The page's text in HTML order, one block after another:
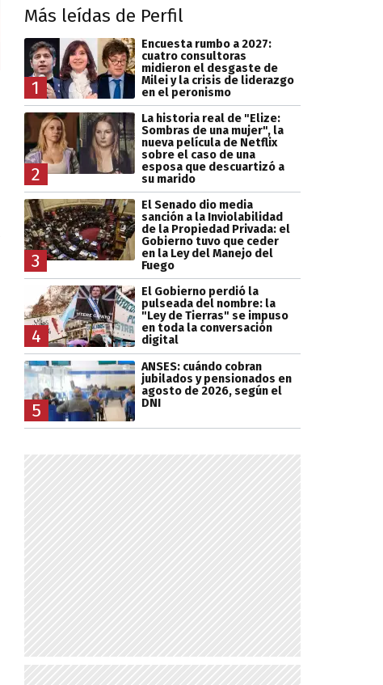
Más leídas de Perfil
1
Encuesta rumbo a 2027:
cuatro consultoras
midieron el desgaste de
Milei y la crisis de liderazgo
en el peronismo
2
La historia real de "Elize:
Sombras de una mujer", la
nueva película de Netflix
sobre el caso de una
esposa que descuartizó a
su marido
3
El Senado dio media
sanción a la Inviolabilidad
de la Propiedad Privada: el
Gobierno tuvo que ceder
en la Ley del Manejo del
Fuego
4
El Gobierno perdió la
pulseada del nombre: la
"Ley de Tierras" se impuso
en toda la conversación
digital
5
ANSES: cuándo cobran
jubilados y pensionados en
agosto de 2026, según el
DNI